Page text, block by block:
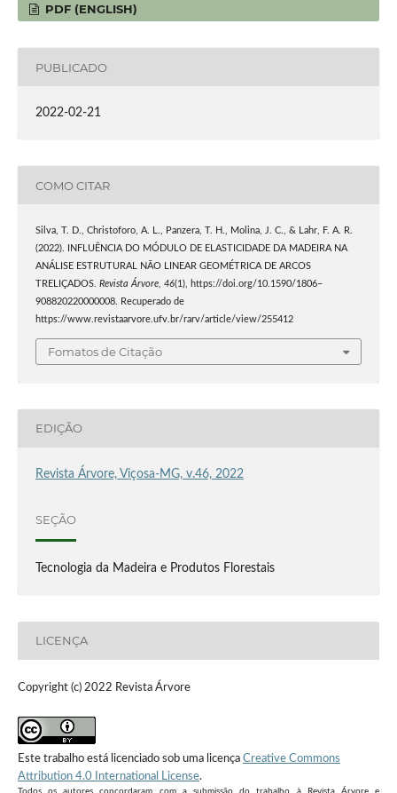
PDF (ENGLISH)
PUBLICADO
2022-02-21
COMO CITAR
Silva, T. D., Christoforo, A. L., Panzera, T. H., Molina, J. C., & Lahr, F. A. R.
(2022). INFLUÊNCIA DO MÓDULO DE ELASTICIDADE DA MADEIRA NA
ANÁLISE ESTRUTURAL NÃO LINEAR GEOMÉTRICA DE ARCOS
TRELIÇADOS. Revista Árvore, 46(1), https://doi.org/10.1590/1806–
908820220000008. Recuperado de
https://www.revistaarvore.ufv.br/rarv/article/view/255412
Fomatos de Citação
EDIÇÃO
Revista Árvore, Viçosa-MG, v.46, 2022
SEÇÃO
Tecnologia da Madeira e Produtos Florestais
LICENÇA
Copyright (c) 2022 Revista Árvore
Este trabalho está licenciado sob uma licença Creative Commons
Attribution 4.0 International License.
Todos os autores concordaram com a submissão do trabalho à Revista Árvore e